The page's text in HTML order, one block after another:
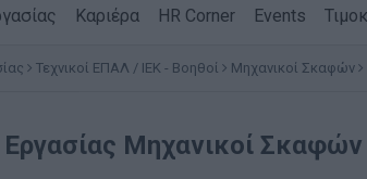
Καριέρα HR Corner Events
Τεχνικοί ΕΠΑΛ / ΙΕΚ - Βοηθοί Μηχανικοί Σκαφών
Μηχανικοί